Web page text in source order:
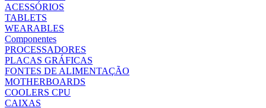
ACESSÓRIOS
TABLETS
WEARABLES
Componentes
PROCESSADORES
PLACAS GRÁFICAS
FONTES DE ALIMENTAÇÃO
MOTHERBOARDS
COOLERS CPU
CAIXAS